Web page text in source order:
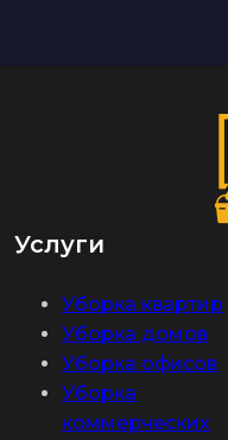
Услуги
Уборка квартир
Уборка домов
Уборка офисов
Уборка
коммерческих